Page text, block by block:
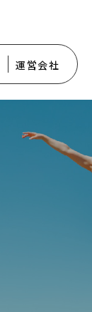
運営会社